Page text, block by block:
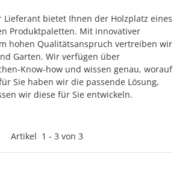
Lieferant bietet Ihnen der Holzplatz eines
Produktpaletten. Mit innovativer
hohen Qualitätsanspruch vertreiben wir
Garten. Wir verfügen über
Know-how und wissen genau, worauf
Sie haben wir die passende Lösung,
wir diese für Sie entwickeln.
Artikel 1 - 3 von 3